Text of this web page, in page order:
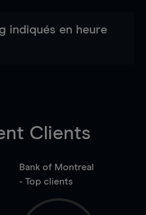
indiqués en heure
Clients
Bank of Montreal
- Top clients